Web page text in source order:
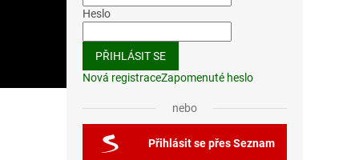
Heslo
PŘIHLÁSIT SE
Nová registraceZapomenuté heslo
nebo
Přihlásit se přes Seznam